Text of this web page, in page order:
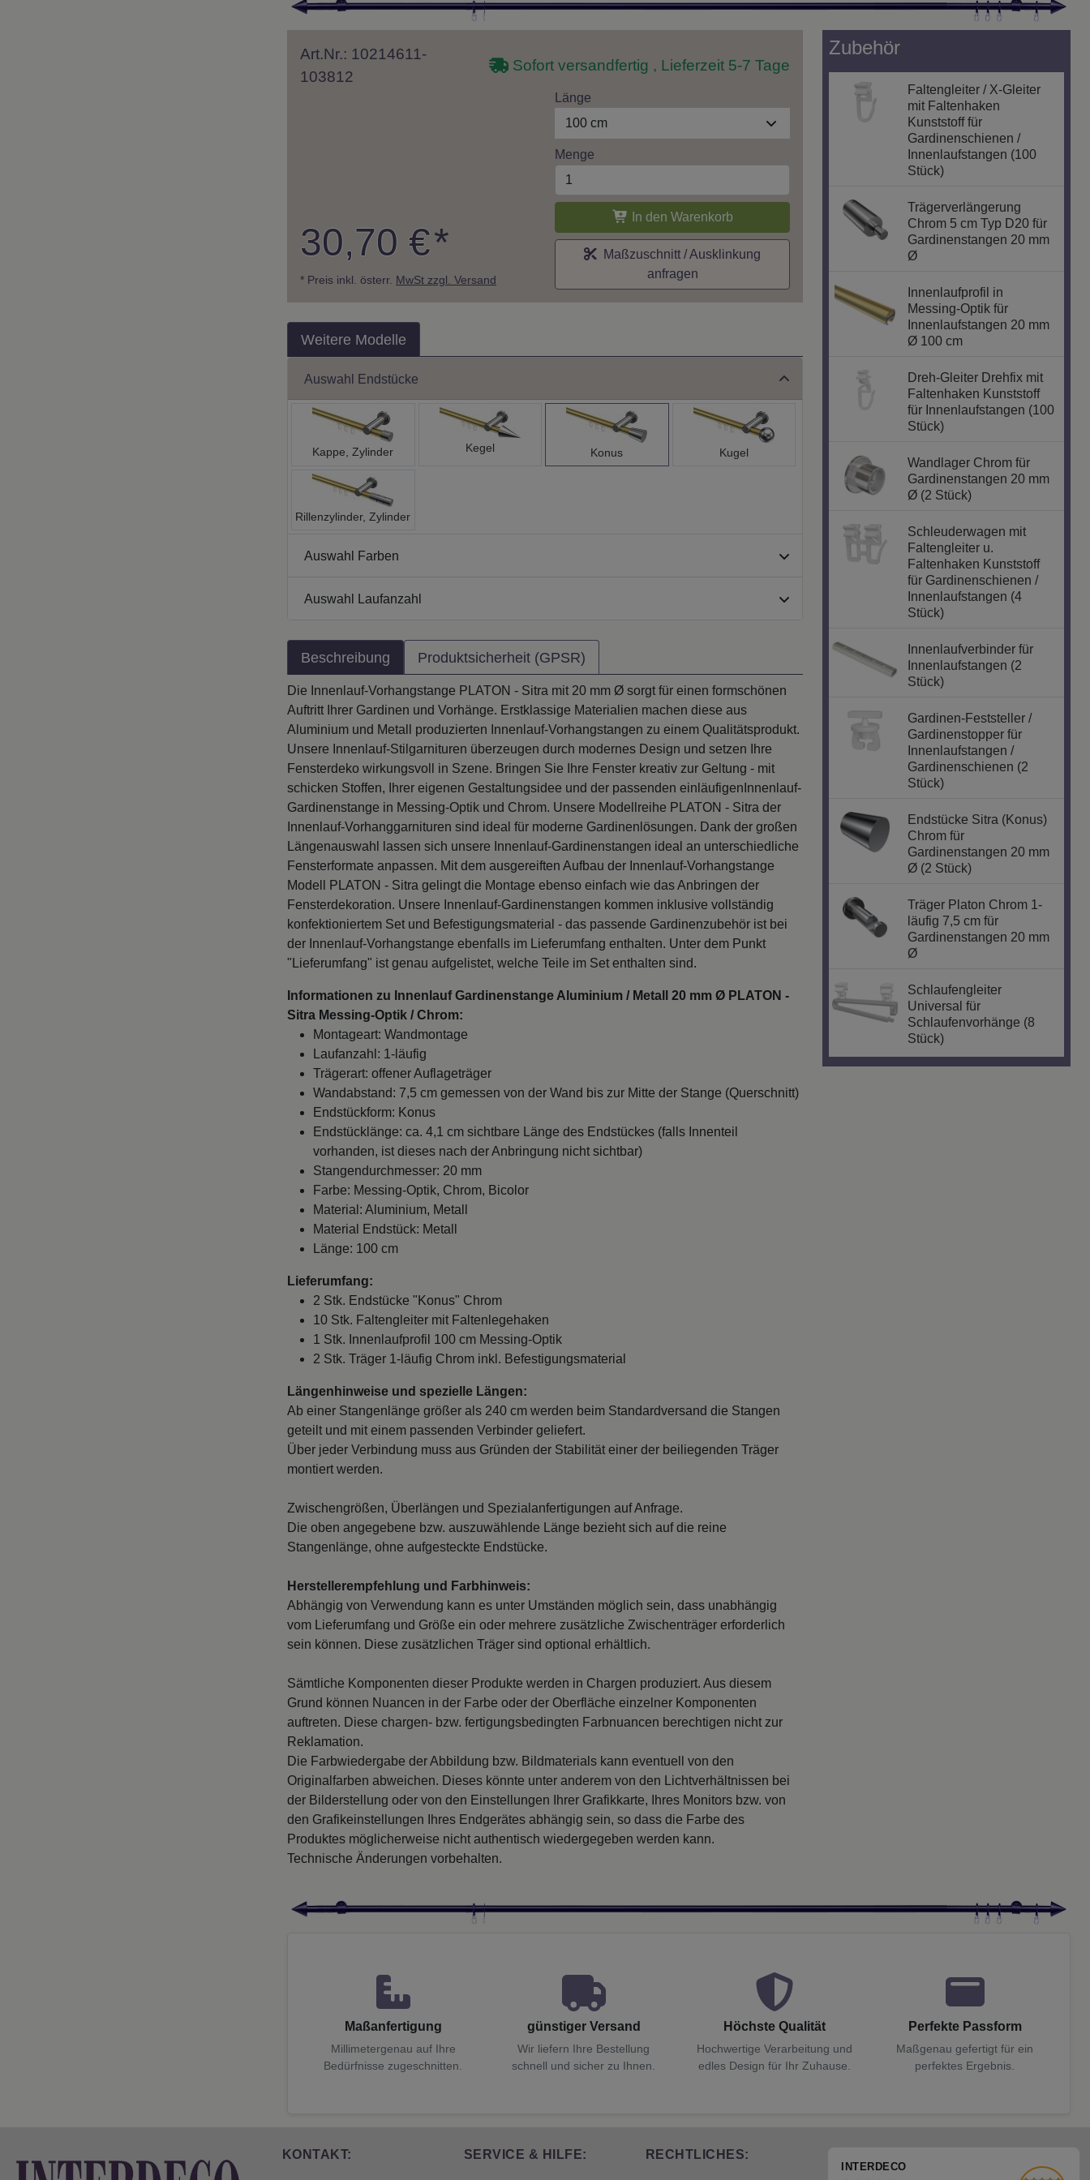
Art.Nr.: 10214611-
103812
Sofort versandfertig , Lieferzeit 5-7 Tage
30,70 €*
* Preis inkl. österr. MwSt zzgl. Versand
Länge
100 cm
Menge
In den Warenkorb
Maßzuschnitt / Ausklinkung
anfragen
Weitere Modelle
Auswahl Endstücke
Kappe, Zylinder Kegel Konus Kugel
Rillenzylinder, Zylinder
Auswahl Farben
Auswahl Laufanzahl
Beschreibung Produktsicherheit (GPSR)
Die Innenlauf-Vorhangstange PLATON - Sitra mit 20 mm Ø sorgt für einen formschönen
Auftritt Ihrer Gardinen und Vorhänge. Erstklassige Materialien machen diese aus
Aluminium und Metall produzierten Innenlauf-Vorhangstangen zu einem Qualitätsprodukt.
Unsere Innenlauf-Stilgarnituren überzeugen durch modernes Design und setzen Ihre
Fensterdeko wirkungsvoll in Szene. Bringen Sie Ihre Fenster kreativ zur Geltung - mit
schicken Stoffen, Ihrer eigenen Gestaltungsidee und der passenden einläufigenInnenlauf-
Gardinenstange in Messing-Optik und Chrom. Unsere Modellreihe PLATON - Sitra der
Innenlauf-Vorhanggarnituren sind ideal für moderne Gardinenlösungen. Dank der großen
Längenauswahl lassen sich unsere Innenlauf-Gardinenstangen ideal an unterschiedliche
Fensterformate anpassen. Mit dem ausgereiften Aufbau der Innenlauf-Vorhangstange
Modell PLATON - Sitra gelingt die Montage ebenso einfach wie das Anbringen der
Fensterdekoration. Unsere Innenlauf-Gardinenstangen kommen inklusive vollständig
konfektioniertem Set und Befestigungsmaterial - das passende Gardinenzubehör ist bei
der Innenlauf-Vorhangstange ebenfalls im Lieferumfang enthalten. Unter dem Punkt
"Lieferumfang" ist genau aufgelistet, welche Teile im Set enthalten sind.
Informationen zu Innenlauf Gardinenstange Aluminium / Metall 20 mm Ø PLATON -
Sitra Messing-Optik / Chrom:
Montageart: Wandmontage
Laufanzahl: 1-läufig
Trägerart: offener Auflageträger
Wandabstand: 7,5 cm gemessen von der Wand bis zur Mitte der Stange (Querschnitt)
Endstückform: Konus
Endstücklänge: ca. 4,1 cm sichtbare Länge des Endstückes (falls Innenteil
vorhanden, ist dieses nach der Anbringung nicht sichtbar)
Stangendurchmesser: 20 mm
Farbe: Messing-Optik, Chrom, Bicolor
Material: Aluminium, Metall
Material Endstück: Metall
Länge: 100 cm
Lieferumfang:
2 Stk. Endstücke "Konus" Chrom
10 Stk. Faltengleiter mit Faltenlegehaken
1 Stk. Innenlaufprofil 100 cm Messing-Optik
2 Stk. Träger 1-läufig Chrom inkl. Befestigungsmaterial
Längenhinweise und spezielle Längen:
Ab einer Stangenlänge größer als 240 cm werden beim Standardversand die Stangen
geteilt und mit einem passenden Verbinder geliefert.
Über jeder Verbindung muss aus Gründen der Stabilität einer der beiliegenden Träger
montiert werden.
Zwischengrößen, Überlängen und Spezialanfertigungen auf Anfrage.
Die oben angegebene bzw. auszuwählende Länge bezieht sich auf die reine
Stangenlänge, ohne aufgesteckte Endstücke.
Herstellerempfehlung und Farbhinweis:
Abhängig von Verwendung kann es unter Umständen möglich sein, dass unabhängig
vom Lieferumfang und Größe ein oder mehrere zusätzliche Zwischenträger erforderlich
sein können. Diese zusätzlichen Träger sind optional erhältlich.
Sämtliche Komponenten dieser Produkte werden in Chargen produziert. Aus diesem
Grund können Nuancen in der Farbe oder der Oberfläche einzelner Komponenten
auftreten. Diese chargen- bzw. fertigungsbedingten Farbnuancen berechtigen nicht zur
Reklamation.
Die Farbwiedergabe der Abbildung bzw. Bildmaterials kann eventuell von den
Originalfarben abweichen. Dieses könnte unter anderem von den Lichtverhältnissen bei
der Bilderstellung oder von den Einstellungen Ihrer Grafikkarte, Ihres Monitors bzw. von
den Grafikeinstellungen Ihres Endgerätes abhängig sein, so dass die Farbe des
Produktes möglicherweise nicht authentisch wiedergegeben werden kann.
Technische Änderungen vorbehalten.
Zubehör
Faltengleiter / X-Gleiter
mit Faltenhaken
Kunststoff für
Gardinenschienen /
Innenlaufstangen (100
Stück)
Trägerverlängerung
Chrom 5 cm Typ D20 für
Gardinenstangen 20 mm
Ø
Innenlaufprofil in
Messing-Optik für
Innenlaufstangen 20 mm
Ø 100 cm
Dreh-Gleiter Drehfix mit
Faltenhaken Kunststoff
für Innenlaufstangen (100
Stück)
Wandlager Chrom für
Gardinenstangen 20 mm
Ø (2 Stück)
Schleuderwagen mit
Faltengleiter u.
Faltenhaken Kunststoff
für Gardinenschienen /
Innenlaufstangen (4
Stück)
Innenlaufverbinder für
Innenlaufstangen (2
Stück)
Gardinen-Feststeller /
Gardinenstopper für
Innenlaufstangen /
Gardinenschienen (2
Stück)
Endstücke Sitra (Konus)
Chrom für
Gardinenstangen 20 mm
Ø (2 Stück)
Träger Platon Chrom 1-
läufig 7,5 cm für
Gardinenstangen 20 mm
Ø
Schlaufengleiter
Universal für
Schlaufenvorhänge (8
Stück)
Maßanfertigung
Millimetergenau auf Ihre
Bedürfnisse zugeschnitten.
günstiger Versand
Wir liefern Ihre Bestellung
schnell und sicher zu Ihnen.
Höchste Qualität
Hochwertige Verarbeitung und
edles Design für Ihr Zuhause.
Perfekte Passform
Maßgenau gefertigt für ein
perfektes Ergebnis.
KONTAKT: SERVICE & HILFE: RECHTLICHES:
INTERDECO